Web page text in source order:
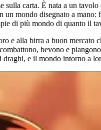
carta. È nata a un
mondo disegnato a
di più mondo di quanto il
e alla birra a buon
bevono e
e il mondo intorno a